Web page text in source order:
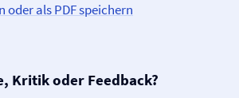
oder als PDF speichern
Kritik oder Feedback?